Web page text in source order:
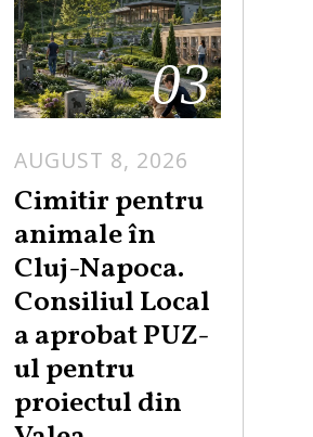
03
AUGUST 8, 2026
Cimitir pentru
animale în
Cluj-Napoca.
Consiliul Local
a aprobat PUZ-
ul pentru
proiectul din